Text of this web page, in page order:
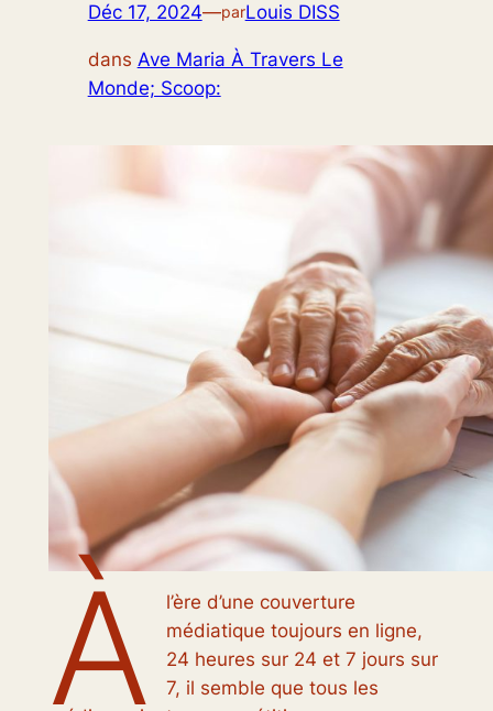
Déc 17, 2024—parLouis DISS
dans Ave Maria À Travers Le
Monde; Scoop:
À
l’ère d’une couverture
médiatique toujours en ligne,
24 heures sur 24 et 7 jours sur
7, il semble que tous les